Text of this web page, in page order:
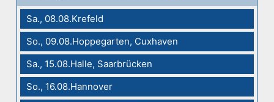
Sa., 08.08.Krefeld
So., 09.08.Hoppegarten, Cuxhaven
Sa., 15.08.Halle, Saarbrücken
So., 16.08.Hannover